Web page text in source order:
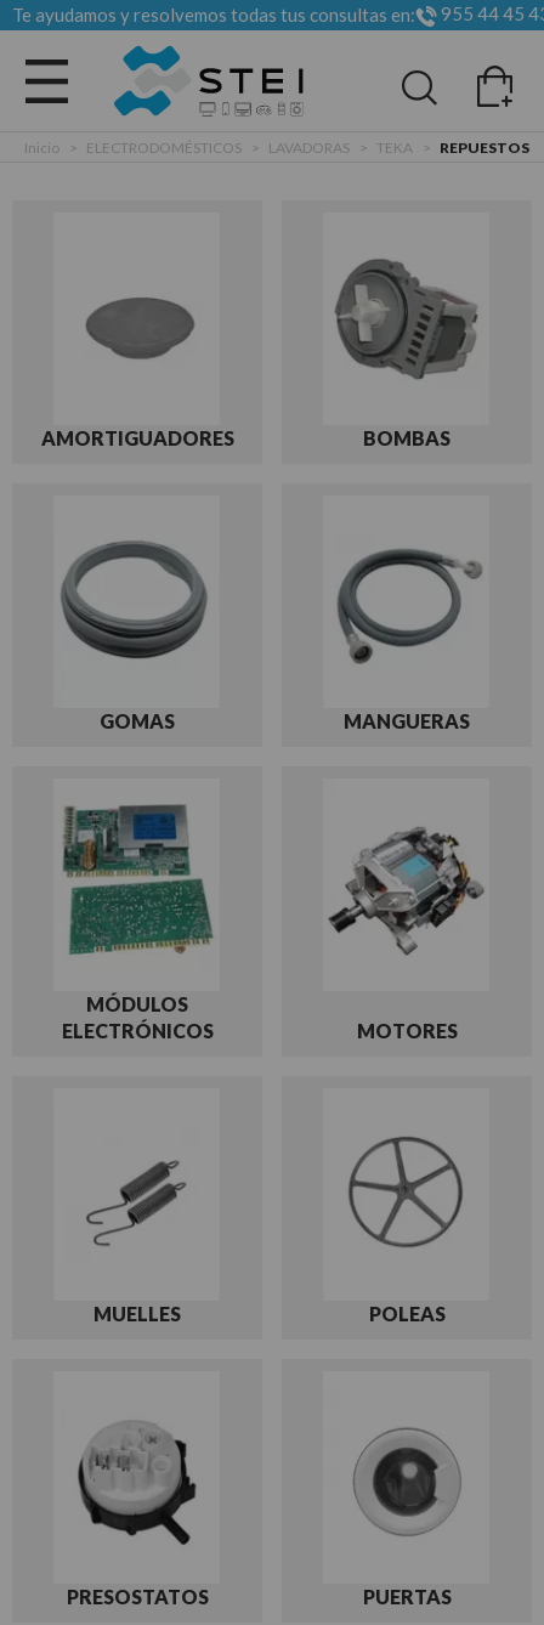
Te ayudamos y resolvemos todas tus consultas en: 955 44 45
Todas las categorias
Inicio > ELECTRODOMÉSTICOS > LAVADORAS > TEKA > REPUESTOS
AMORTIGUADORES BOMBAS
GOMAS MANGUERAS
MÓDULOS
ELECTRÓNICOS
MOTORES
MUELLES POLEAS
PRESOSTATOS PUERTAS